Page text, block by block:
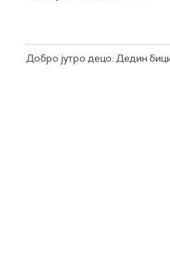
Добро јутро децо: Дедин